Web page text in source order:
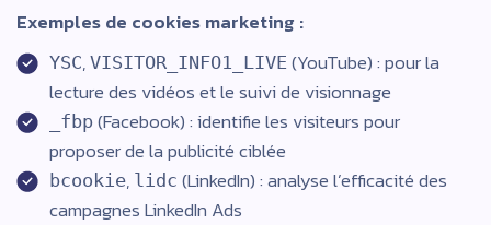
Exemples de cookies marketing :
YSC, VISITOR_INFO1_LIVE (YouTube) : pour la
lecture des vidéos et le suivi de visionnage
_fbp (Facebook) : identifie les visiteurs pour
proposer de la publicité ciblée
bcookie, lidc (LinkedIn) : analyse l’efficacité des
campagnes LinkedIn Ads